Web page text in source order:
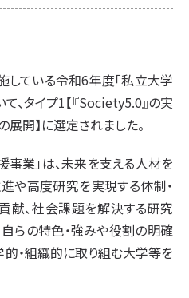
ている令和6年度「私立大学
、タイプ1【『Society5.0』の実
開】に選定されました。
業」は、未来を支える人材を
や高度研究を実現する体制・
献、社会課題を解決する研究
らの特色・強みや役割の明確
・組織的に取り組む大学等を